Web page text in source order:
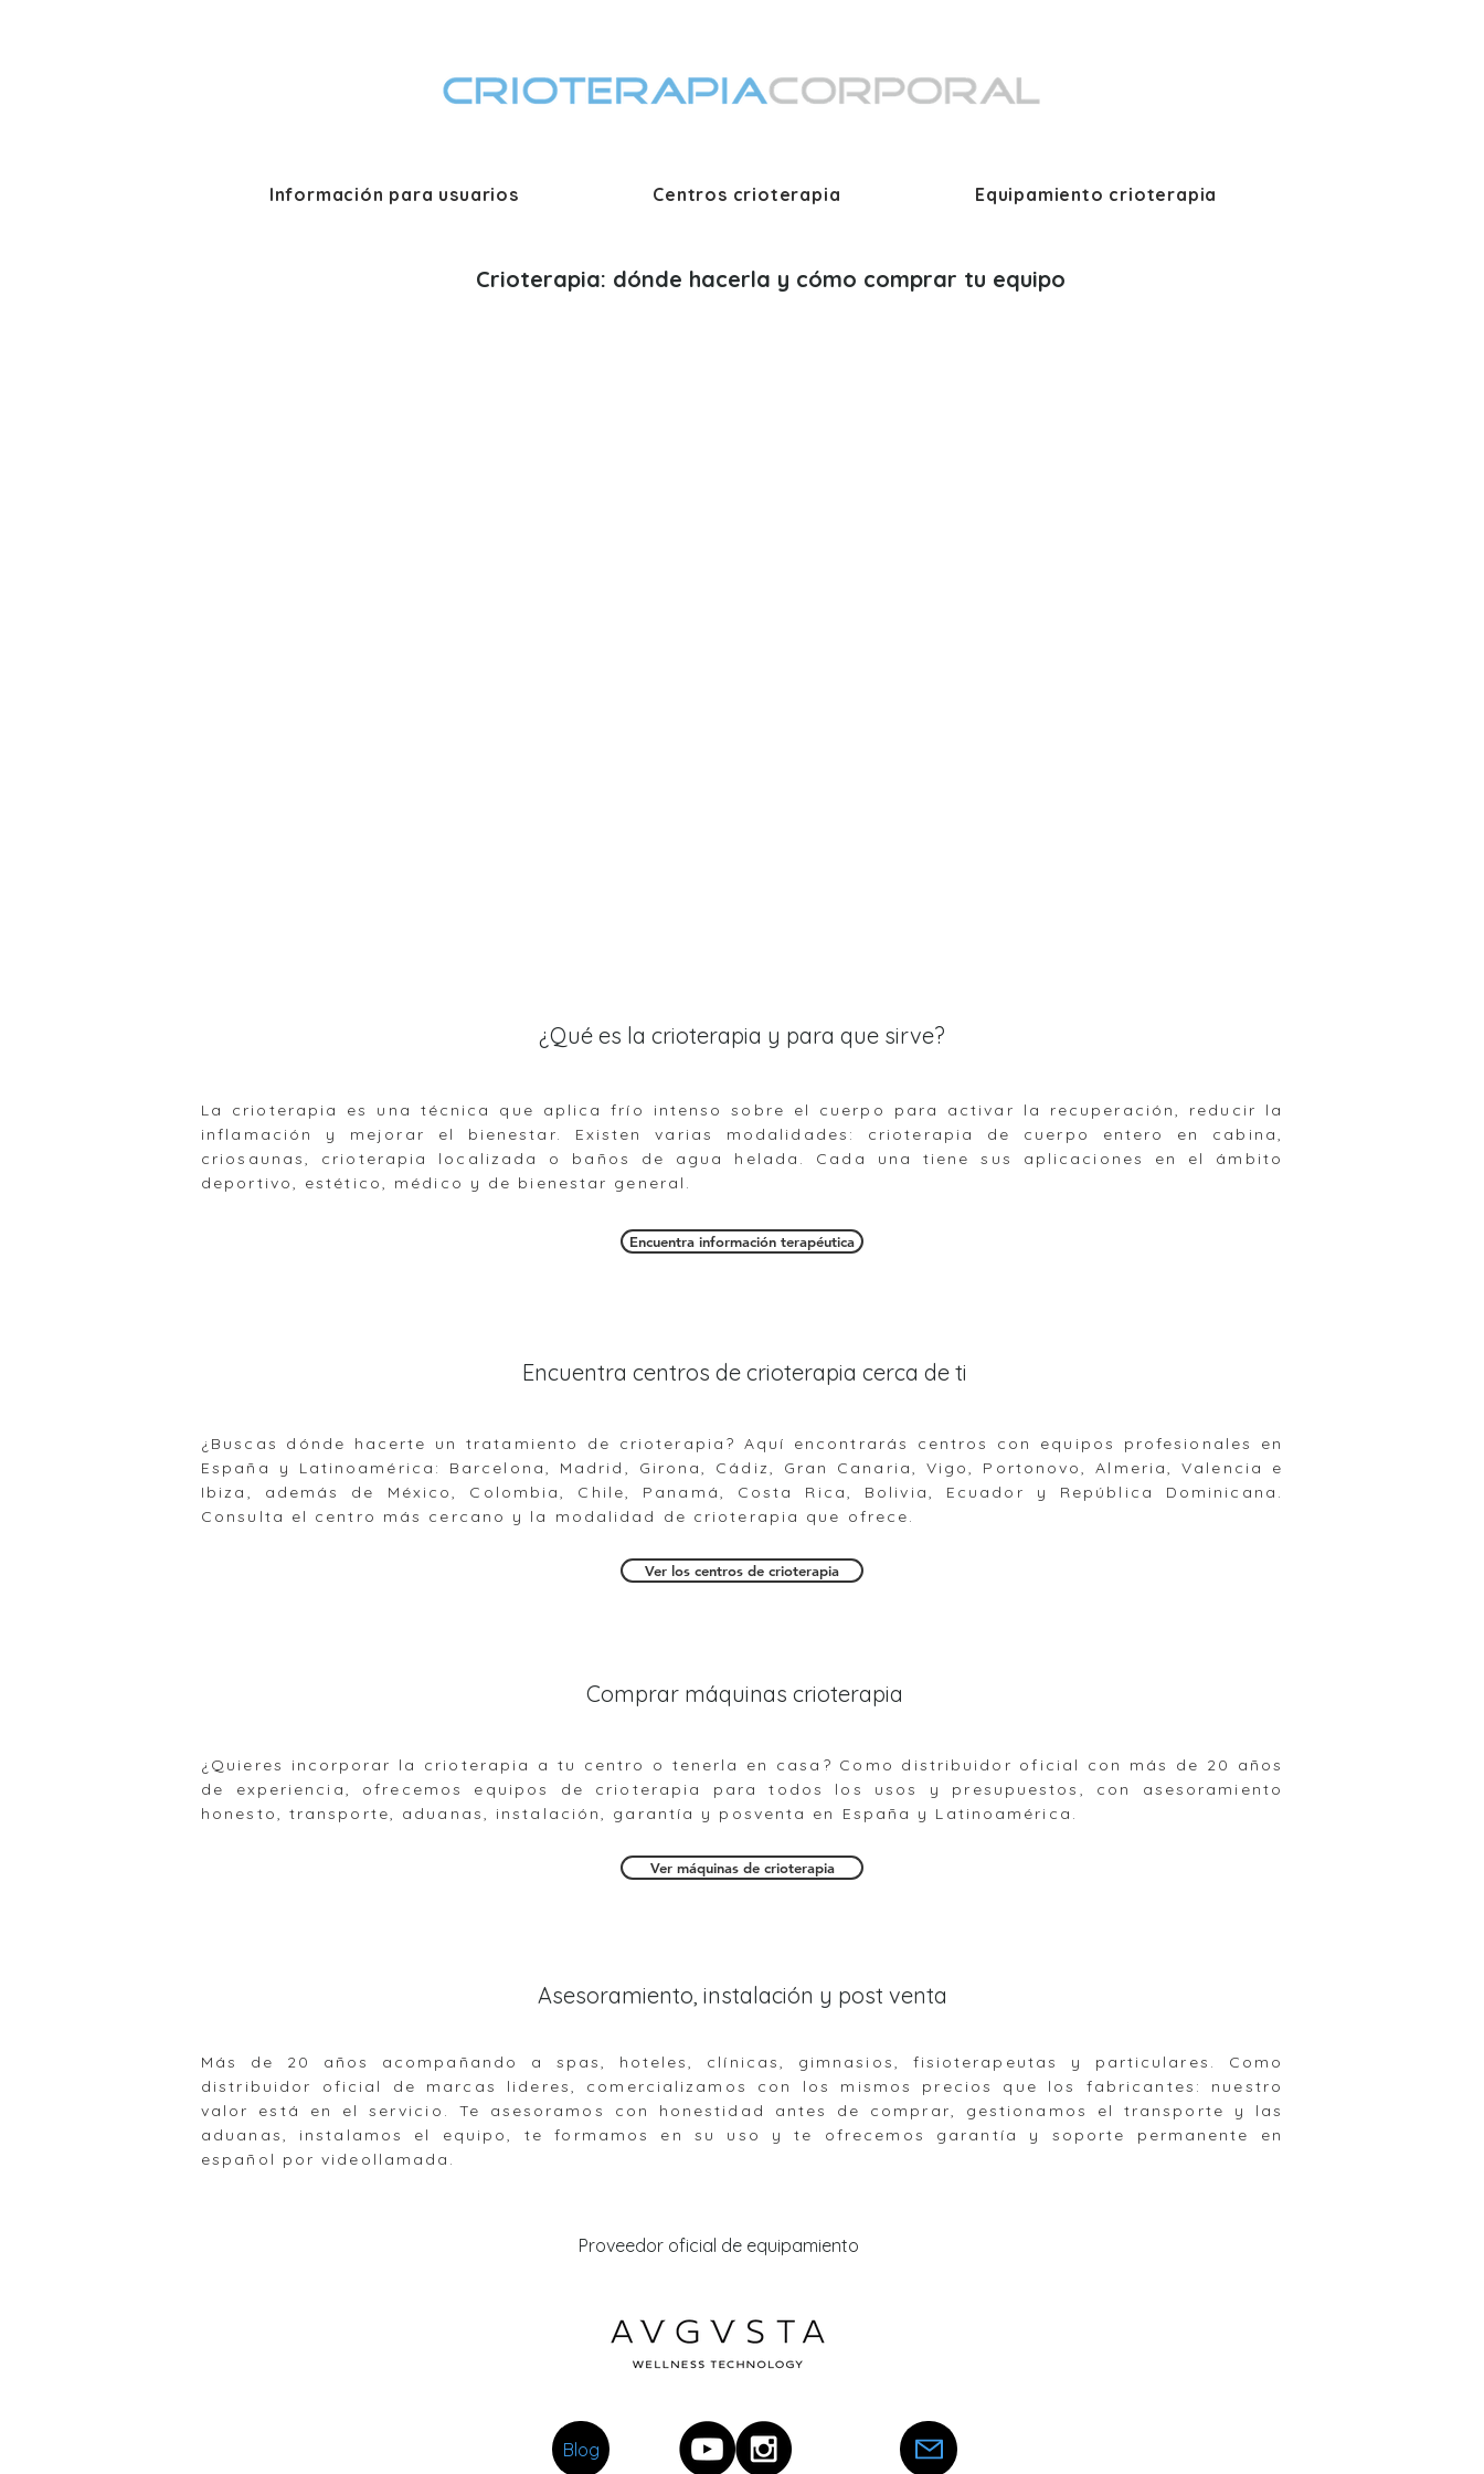
Información para usuarios Centros crioterapia Equipamiento crioterapia
Crioterapia: dónde hacerla y cómo comprar tu equipo
¿Qué es la crioterapia y para que sirve?
La crioterapia es una técnica que aplica frío intenso sobre el cuerpo para activar la recuperación, reducir la
inflamación y mejorar el bienestar. Existen varias modalidades: crioterapia de cuerpo entero en cabina,
criosaunas, crioterapia localizada o baños de agua helada. Cada una tiene sus aplicaciones en el ámbito
deportivo, estético, médico y de bienestar general.
Encuentra información terapéutica
Encuentra centros de crioterapia cerca de ti
¿Buscas dónde hacerte un tratamiento de crioterapia? Aquí encontrarás centros con equipos profesionales en
España y Latinoamérica: Barcelona, Madrid, Girona, Cádiz, Gran Canaria, Vigo, Portonovo, Almeria, Valencia e
Ibiza, además de México, Colombia, Chile, Panamá, Costa Rica, Bolivia, Ecuador y República Dominicana.
Consulta el centro más cercano y la modalidad de crioterapia que ofrece.
Ver los centros de crioterapia
Comprar máquinas crioterapia
¿Quieres incorporar la crioterapia a tu centro o tenerla en casa? Como distribuidor oficial con más de 20 años
de experiencia, ofrecemos equipos de crioterapia para todos los usos y presupuestos, con asesoramiento
honesto, transporte, aduanas, instalación, garantía y posventa en España y Latinoamérica.
Ver máquinas de crioterapia
Asesoramiento, instalación y post venta
Más de 20 años acompañando a spas, hoteles, clínicas, gimnasios, fisioterapeutas y particulares. Como
distribuidor oficial de marcas lideres, comercializamos con los mismos precios que los fabricantes: nuestro
valor está en el servicio. Te asesoramos con honestidad antes de comprar, gestionamos el transporte y las
aduanas, instalamos el equipo, te formamos en su uso y te ofrecemos garantía y soporte permanente en
español por videollamada.
Proveedor oficial de equipamiento
Blog